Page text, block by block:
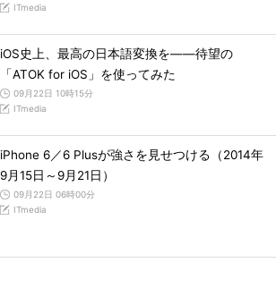
ITmedia
iOS史上、最高の日本語変換を――待望の
「ATOK for iOS」を使ってみた
09月22日 10時15分
ITmedia
iPhone 6／6 Plusが強さを見せつける（2014年
9月15日～9月21日）
09月22日 06時00分
ITmedia